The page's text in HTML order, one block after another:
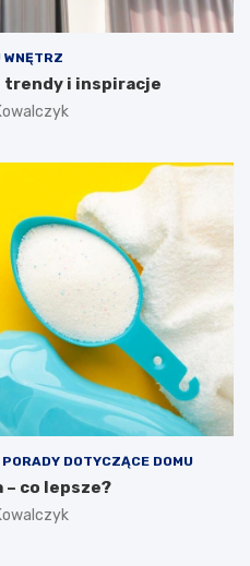
WNĘTRZ
trendy i inspiracje
PORADY DOTYCZĄCE DOMU
– co lepsze?